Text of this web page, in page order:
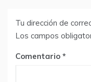
Tu dirección de
Los campos
Comentario